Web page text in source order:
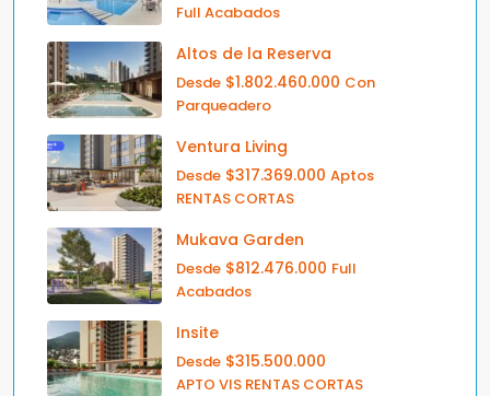
Full Acabados
Altos de la Reserva
Desde $1.802.460.000 Con
Parqueadero
Ventura Living
Desde $317.369.000 Aptos
RENTAS CORTAS
Mukava Garden
Desde $812.476.000 Full
Acabados
Insite
Desde $315.500.000
APTO VIS RENTAS CORTAS